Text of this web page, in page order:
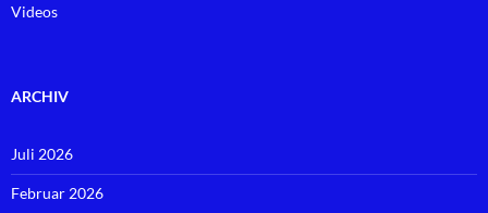
Videos
ARCHIV
Juli 2026
Februar 2026